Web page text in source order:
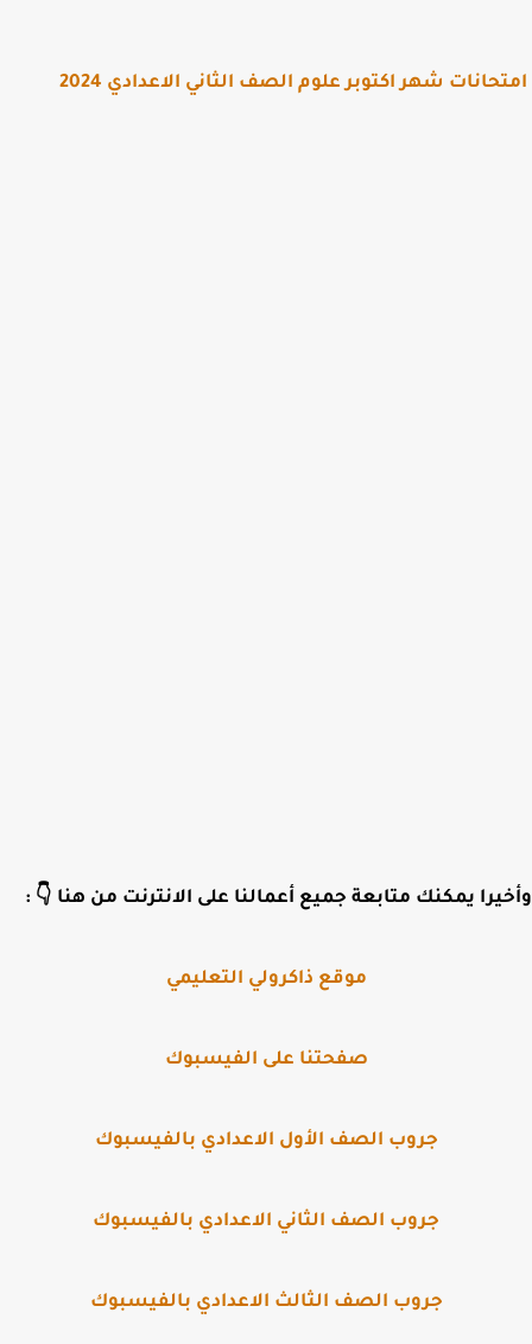
شهر اكتوبر علوم الصف الثاني الاعدادي 2024
يمكنك متابعة جميع أعمالنا على الانترنت من هنا 👇 :
موقع ذاكرولي التعليمي
صفحتنا على الفيسبوك
جروب الصف الأول الاعدادي بالفيسبوك
جروب الصف الثاني الاعدادي بالفيسبوك
جروب الصف الثالث الاعدادي بالفيسبوك